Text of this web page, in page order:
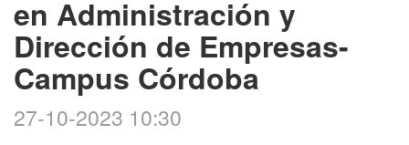
en Administración y
Dirección de Empresas-
Campus Córdoba
27-10-2023 10:30